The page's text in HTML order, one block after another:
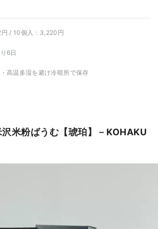
円 / 10個入：3,220円
6日
高温多湿を避け冷暗所で保存
沢米粉ばうむ【琥珀】－KOHAKU